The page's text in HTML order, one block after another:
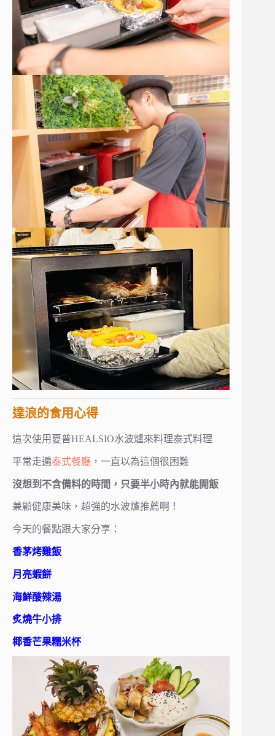
達浪的食用心得
這次使用夏普HEALSIO水波爐來料理泰式料理
平常走遍泰式餐廳 ，一直以為這個很困難
沒想到不含備料的時間，只要半小時內就能開飯
兼顧健康美味，超強的水波爐推薦啊！
今天的餐點跟大家分享：
香茅烤雞飯
月亮蝦餅
海鮮酸辣湯
炙燒牛小排
椰香芒果糯米杯